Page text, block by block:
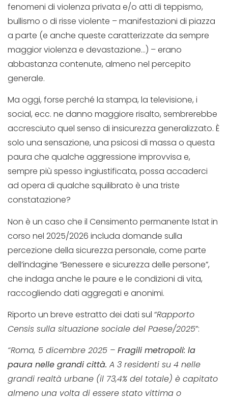
fenomeni di violenza privata e/o atti di teppismo,
bullismo o di risse violente – manifestazioni di piazza
a parte (e anche queste caratterizzate da sempre
maggior violenza e devastazione…) – erano
abbastanza contenute, almeno nel percepito
generale.
Ma oggi, forse perché la stampa, la televisione, i
social, ecc. ne danno maggiore risalto, sembrerebbe
accresciuto quel senso di insicurezza generalizzato. È
solo una sensazione, una psicosi di massa o questa
paura che qualche aggressione improvvisa e,
sempre più spesso ingiustificata, possa accaderci
ad opera di qualche squilibrato è una triste
constatazione?
Non è un caso che il Censimento permanente Istat in
corso nel 2025/2026 includa domande sulla
percezione della sicurezza personale, come parte
dell’indagine “Benessere e sicurezza delle persone”,
che indaga anche le paure e le condizioni di vita,
raccogliendo dati aggregati e anonimi.
Riporto un breve estratto dei dati sul “Rapporto
Censis sulla situazione sociale del Paese/2025”:
“Roma, 5 dicembre 2025 – Fragili metropoli: la
paura nelle grandi città. A 3 residenti su 4 nelle
grandi realtà urbane (il 73,4% del totale) è capitato
almeno una volta di essere stato vittima o